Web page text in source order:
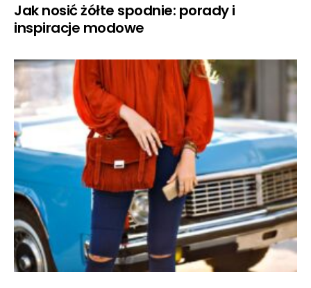
Jak nosić żółte spodnie: porady i
inspiracje modowe